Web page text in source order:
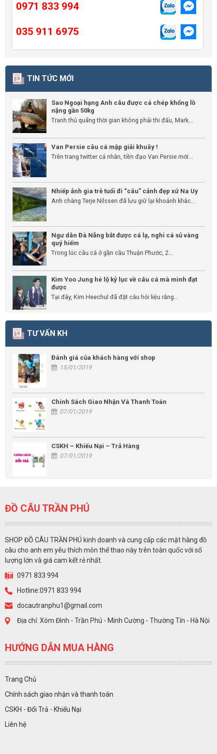
0971 833 994
035 911 6975
TIN TỨC MỚI
Sao Ngoại hạng Anh câu được cá chép khổng lồ
nặng gần 50kg
Tranh thủ quãng thời gian không phải thi đấu, Mark...
Van Persie câu cá mập giải khuây !
Trên trang twitter cá nhân, tiền đạo Van Persie mới...
Nhiếp ảnh gia trẻ tuổi đi “câu” cảnh đẹp xứ Na Uy
Anh chàng Terje Nilssen đã lưu giữ lại khoảnh khắc...
Ngư dân Đà Nẵng bắt được cá lạ, nghi cá sủ vàng
quý hiếm
Trong lúc câu cá ở gần cầu Thuận Phước, 2...
Kim Yoo Jung hé lộ kỷ lục về câu cá mà mình đạt
được
Tại đây, Kim Heechul đã đặt câu hỏi liệu rằng...
TƯ VẤN KH
Đánh giá của khách hàng với shop
15/01/2019
Chính Sách Giao Nhận Và Thanh Toán
07/01/2019
CSKH – Khiếu Nại – Trả Hàng
07/01/2019
ĐỒ CÂU TRẦN PHÚ
SHOP ĐỒ CÂU TRẦN PHÚ kinh doanh và cung cấp các mặt hàng đồ
câu cho anh em yêu thích môn thể thao này trên toàn quốc với số
lượng lớn và giá cam kết rẻ nhất.
0971 833 994
Hotline:0971 833 994
docautranphu1@gmail.com
Địa chỉ: Xóm Đình - Trần Phú - Minh Cường - Thường Tín - Hà Nội
HƯỚNG DẪN MUA HÀNG
Trang Chủ
Chính sách giao nhận và thanh toán
CSKH - Đổi Trả - Khiếu Nại
Liên hệ